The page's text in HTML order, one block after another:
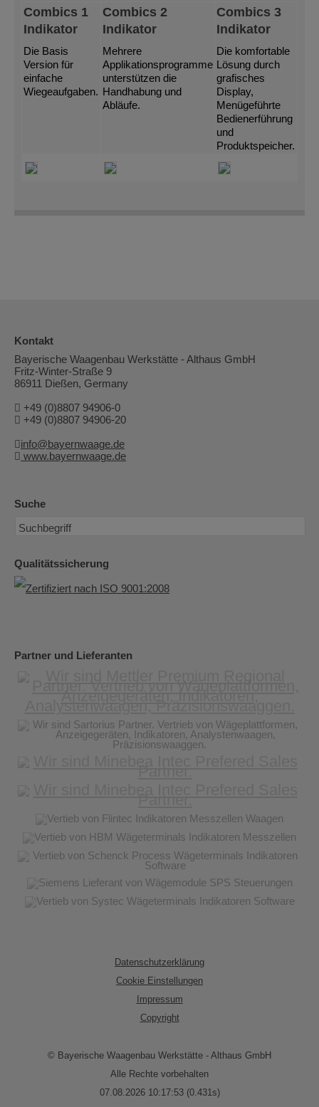
Combics 1
Indikator
Die Basis
Version für
einfache
Wiegeaufgaben.
Combics 2
Indikator
Mehrere
Applikationsprogramme
unterstützen die
Handhabung und
Abläufe.
Combics 3
Indikator
Die komfortable
Lösung durch
grafisches
Display,
Menügeführte
Bedienerführung
und
Produktspeicher.
Kontakt
Bayerische Waagenbau Werkstätte - Althaus GmbH
Fritz-Winter-Straße 9
86911 Dießen, Germany
+49 (0)8807 94906-0
+49 (0)8807 94906-20
info@bayernwaage.de
www.bayernwaage.de
Suche
Qualitätssicherung
Partner und Lieferanten
Datenschutzerklärung
Cookie Einstellungen
Impressum
Copyright
© Bayerische Waagenbau Werkstätte - Althaus GmbH
Alle Rechte vorbehalten
07.08.2026 10:17:53 (0.431s)